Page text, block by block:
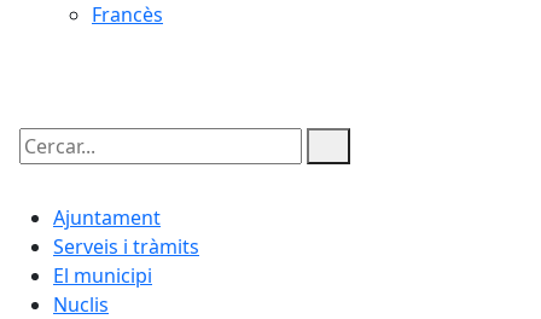
Francès
Cercar:
Ajuntament
Serveis i tràmits
El municipi
Nuclis